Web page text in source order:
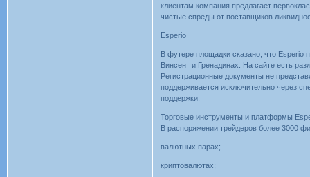
клиентам компания предлагает
чистые спреды от поставщиков
Esperio
В футере площадки сказано, что Esperio
Винсент и Гренадинах. На сайте есть
Регистрационные документы не
поддерживается исключительно через
поддержки.
Торговые инструменты и платформы
В распоряжении трейдеров более 3000
валютных парах;
криптовалютах;